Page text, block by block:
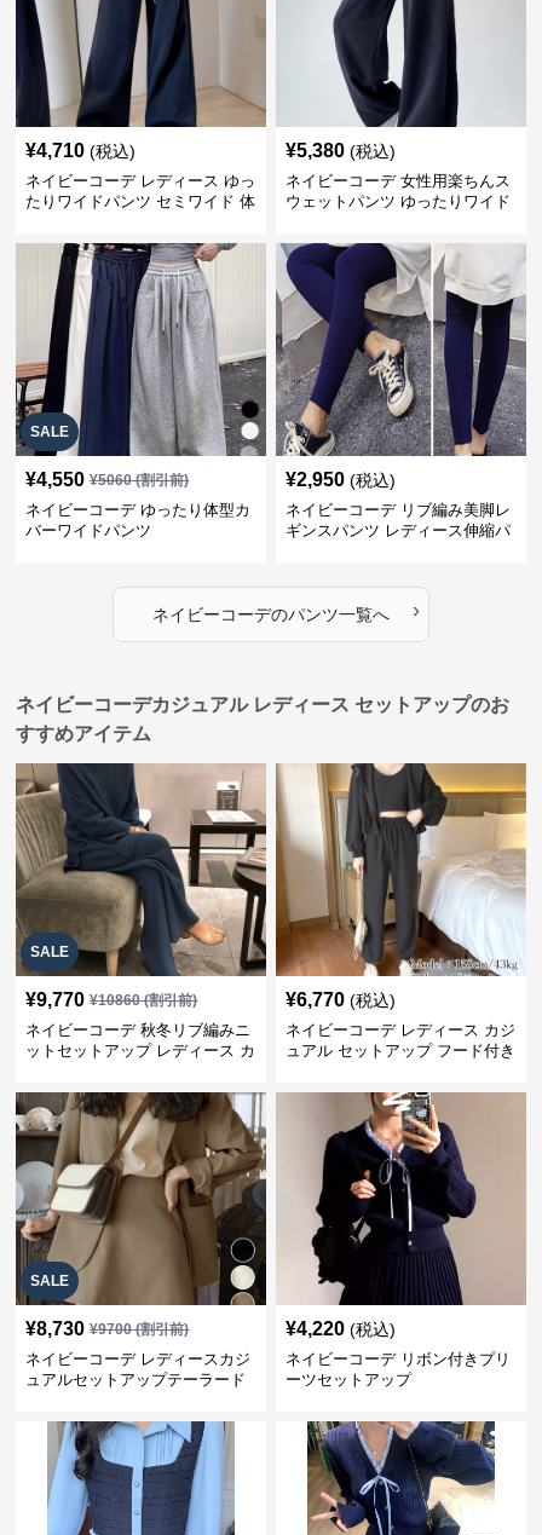
¥4,710 (税込)
ネイビーコーデ レディース ゆっ
たりワイドパンツ セミワイド 体
¥5,380 (税込)
ネイビーコーデ 女性用楽ちんス
ウェットパンツ ゆったりワイド
SALE
¥4,550 ¥5060(割引前)
ネイビーコーデ ゆったり体型カ
バーワイドパンツ
¥2,950 (税込)
ネイビーコーデ リブ編み美脚レ
ギンスパンツ レディース伸縮パ
ネイビーコーデのパンツ一覧へ ›
ネイビーコーデカジュアル レディース セットアップのお
すすめアイテム
SALE
¥9,770 ¥10860(割引前)
ネイビーコーデ 秋冬リブ編みニ
ットセットアップ レディース カ
¥6,770 (税込)
ネイビーコーデ レディース カジ
ュアル セットアップ フード付き
SALE
¥8,730 ¥9700(割引前)
ネイビーコーデ レディースカジ
ュアルセットアップテーラード
¥4,220 (税込)
ネイビーコーデ リボン付きプリ
ーツセットアップ